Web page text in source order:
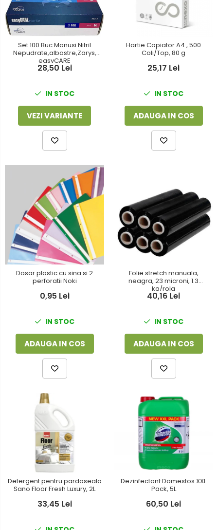
Foarfeci
Lipiciuri
Perforatoare
Suporturi pentru accesorii
Tavite pentru Documente
Tusuri si tusiere
Detergenti vase
Dispensere si consumabile
Europubele
Hartie igienica
Odorizante
Produse din hartie
Prosoape din hartie
Sapunuri si dezinfectanti
Uz universal
Set 100 Buc Manusi Nitril
Nepudrate,albastre,Zarys,
easyCARE
28,50 Lei
IN STOC
VEZI VARIANTE
Hartie Copiator A4 , 500
Coli/Top, 80 g
25,17 Lei
IN STOC
ADAUGA IN COS
Dosar plastic cu sina si 2
perforatii Noki
0,95 Lei
IN STOC
ADAUGA IN COS
Folie stretch manuala,
neagra, 23 microni, 1.3
kg/rola
40,16 Lei
IN STOC
ADAUGA IN COS
Detergent pentru pardoseala
Sano Floor Fresh Luxury, 2L
33,45 Lei
Dezinfectant Domestos XXL
Pack, 5L
60,50 Lei